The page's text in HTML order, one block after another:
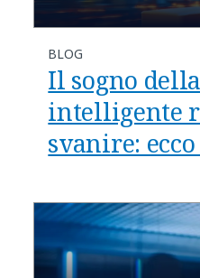
BLOG
Il sogno
intelligente
svanire: